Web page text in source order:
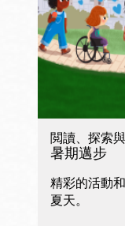
閲讀、探索
暑期邁步
精彩的活動
夏天。